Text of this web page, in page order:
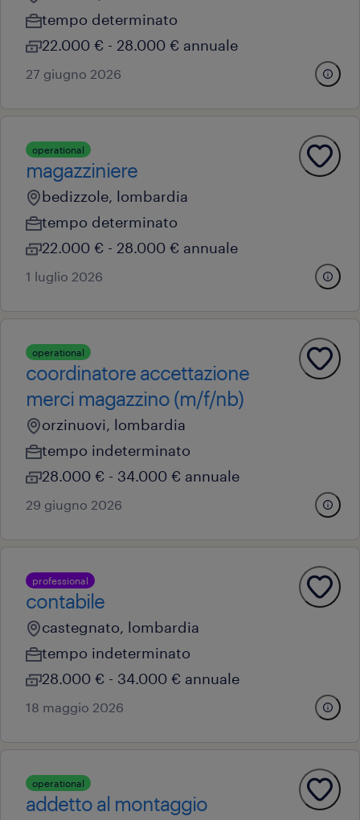
tempo determinato
22.000 € - 28.000 € annuale
27 giugno 2026
operational
magazziniere
bedizzole, lombardia
tempo determinato
22.000 € - 28.000 € annuale
1 luglio 2026
operational
coordinatore accettazione
merci magazzino (m/f/nb)
orzinuovi, lombardia
tempo indeterminato
28.000 € - 34.000 € annuale
29 giugno 2026
professional
contabile
castegnato, lombardia
tempo indeterminato
28.000 € - 34.000 € annuale
18 maggio 2026
operational
addetto al montaggio